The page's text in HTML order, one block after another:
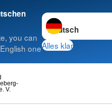
you can
one
Sprache wechseln
Alles klar
V.